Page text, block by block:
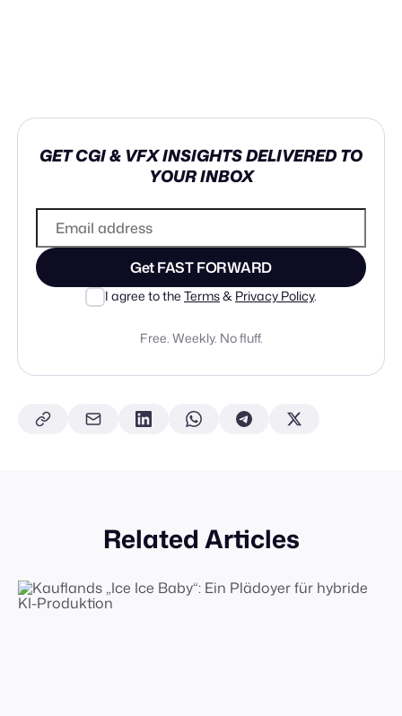
GET CGI & VFX INSIGHTS DELIVERED TO
YOUR INBOX
Get FAST FORWARD
I agree to the Terms& Privacy Policy.
Free. Weekly. No fluff.
Related Articles